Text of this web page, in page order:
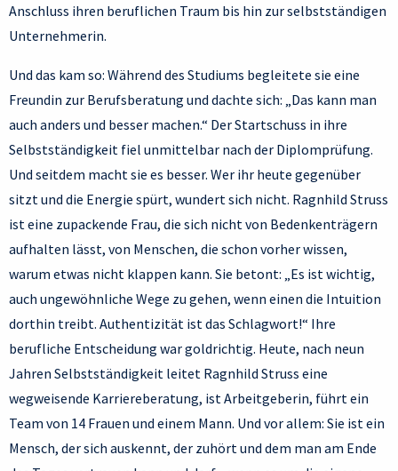
Anschluss ihren beruflichen Traum bis hin zur selbstständigen
Unternehmerin.
Und das kam so: Während des Studiums begleitete sie eine
Freundin zur Berufsberatung und dachte sich: „Das kann man
auch anders und besser machen.“ Der Startschuss in ihre
Selbstständigkeit fiel unmittelbar nach der Diplomprüfung.
Und seitdem macht sie es besser. Wer ihr heute gegenüber
sitzt und die Energie spürt, wundert sich nicht. Ragnhild Struss
ist eine zupackende Frau, die sich nicht von Bedenkenträgern
aufhalten lässt, von Menschen, die schon vorher wissen,
warum etwas nicht klappen kann. Sie betont: „Es ist wichtig,
auch ungewöhnliche Wege zu gehen, wenn einen die Intuition
dorthin treibt. Authentizität ist das Schlagwort!“ Ihre
berufliche Entscheidung war goldrichtig. Heute, nach neun
Jahren Selbstständigkeit leitet Ragnhild Struss eine
wegweisende Karriereberatung, ist Arbeitgeberin, führt ein
Team von 14 Frauen und einem Mann. Und vor allem: Sie ist ein
Mensch, der sich auskennt, der zuhört und dem man am Ende